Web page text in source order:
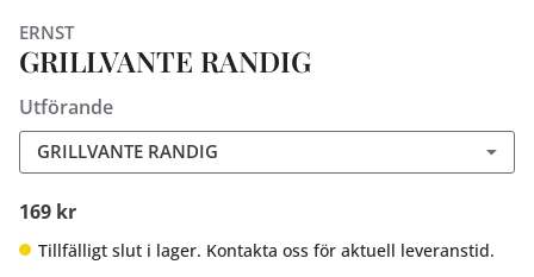
ERNST
GRILLVANTE RANDIG
Utförande
GRILLVANTE RANDIG
169 kr
Tillfälligt slut i lager. Kontakta oss för aktuell leveranstid.